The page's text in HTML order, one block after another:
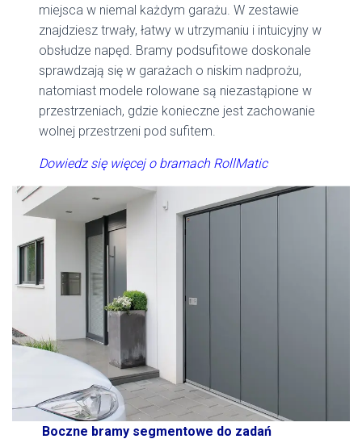
miejsca w niemal każdym garażu. W zestawie
znajdziesz trwały, łatwy w utrzymaniu i intuicyjny w
obsłudze napęd. Bramy podsufitowe doskonale
sprawdzają się w garażach o niskim nadprożu,
natomiast modele rolowane są niezastąpione w
przestrzeniach, gdzie konieczne jest zachowanie
wolnej przestrzeni pod sufitem.
Dowiedz się więcej o bramach RollMatic
Boczne bramy segmentowe do zadań